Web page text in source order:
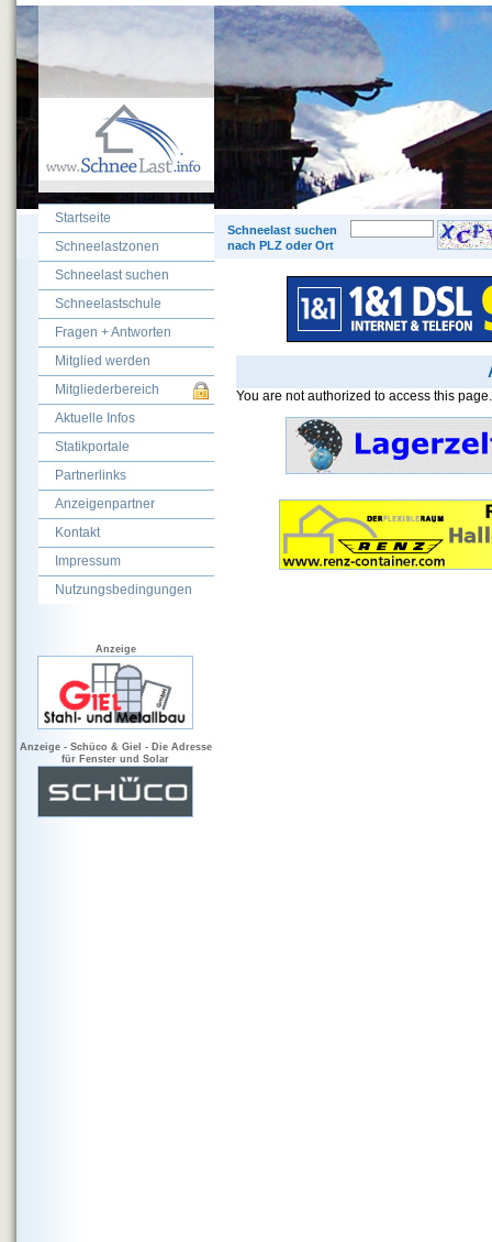
You are not authorized to access this page.
Schneelast suchen
nach PLZ oder Ort
Startseite
Schneelastzonen
Schneelast suchen
Schneelastschule
Fragen + Antworten
Mitglied werden
Mitgliederbereich
Aktuelle Infos
Statikportale
Partnerlinks
Anzeigenpartner
Kontakt
Impressum
Nutzungsbedingungen
Anzeige
Anzeige - Schüco & Giel - Die Adresse
für Fenster und Solar
©